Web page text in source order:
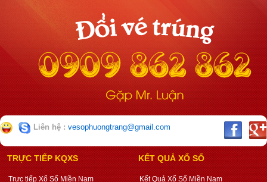
Liên hệ : vesophuongtrang@gmail.com
TRỰC TIẾP KQXS
Trực tiếp Xổ Số Miền Nam
KẾT QUẢ XỔ SỐ
Kết Quả Xổ Số Miền Nam